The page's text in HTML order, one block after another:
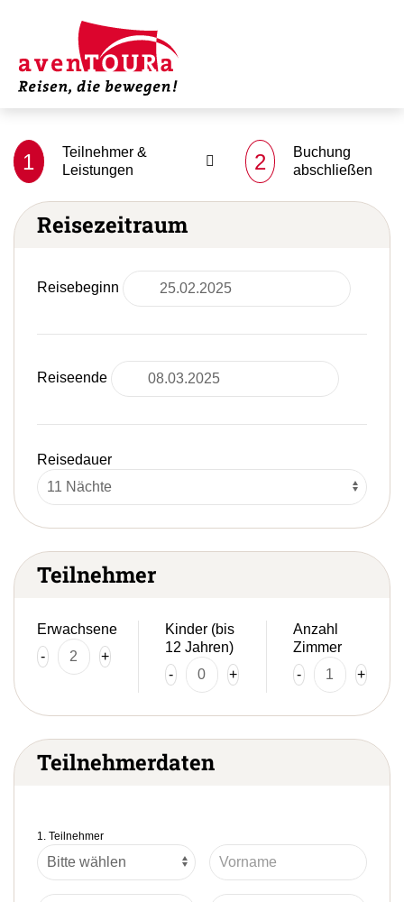
1
Teilnehmer &
Leistungen
2
Buchung
abschließen
Reisezeitraum
Reisebeginn
Reiseende
Reisedauer
Teilnehmer
Erwachsene
-
+
Kinder (bis
12 Jahren)
-
+
Anzahl
Zimmer
-
+
Teilnehmerdaten
1. Teilnehmer